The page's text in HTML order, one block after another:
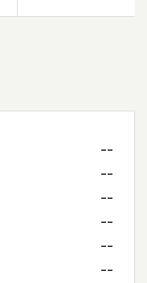
--
--
--
--
--
--